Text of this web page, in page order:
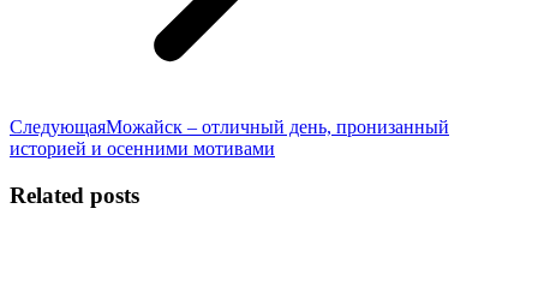
СледующаяСледующая
запись:
Можайск – отличный день, пронизанный
историей и осенними мотивами
Related posts